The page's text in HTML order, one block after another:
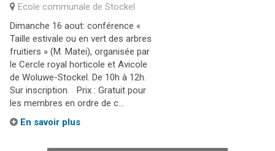
Ecole communale de Stockel
Dimanche 16 aout: conférence «
Taille estivale ou en vert des arbres
fruitiers » (M. Matei), organisée par
le Cercle royal horticole et Avicole
de Woluwe-Stockel. De 10h à 12h.
Sur inscription. Prix : Gratuit pour
les membres en ordre de c...
En savoir plus